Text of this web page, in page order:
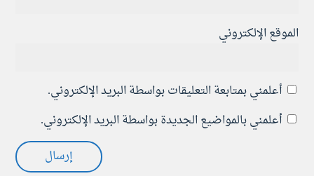
الموقع الإلكتروني
أعلمني بمتابعة التعليقات بواسطة البريد الإلكتروني.
أعلمني بالمواضيع الجديدة بواسطة البريد الإلكتروني.